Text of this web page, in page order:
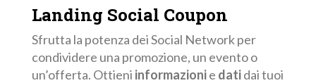
Landing Social Coupon
Sfrutta la potenza dei Social Network per
condividere una promozione, un evento o
un’offerta. Ottieni informazionie datidai tuoi